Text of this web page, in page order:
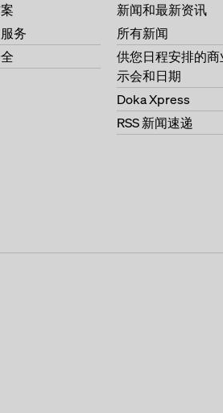
务
新闻和最新资讯
所有新闻
供您日程安排的商
示会和日期
Doka Xpress
RSS 新闻速递